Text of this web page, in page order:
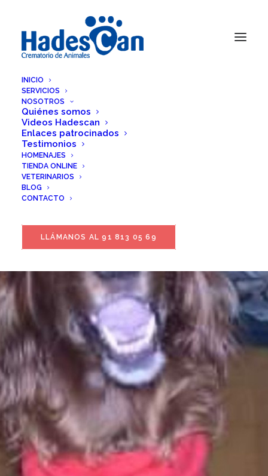
INICIO
SERVICIOS
NOSOTROS
Quiénes somos
Videos Hadescan
Enlaces patrocinados
Testimonios
HOMENAJES
TIENDA ONLINE
VETERINARIOS
BLOG
CONTACTO
LLÁMANOS AL 91 813 05 69